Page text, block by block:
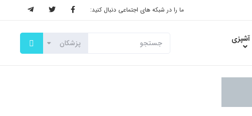
ما را در شبکه های اجتماعی دنبال کنید:
آشپزی